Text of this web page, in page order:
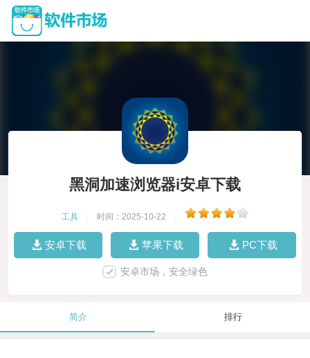
黑洞加速浏览器i安卓下载
工具 时间：2025-10-22
安卓下载 苹果下载 PC下载
安卓市场，安全绿色
简介 排行